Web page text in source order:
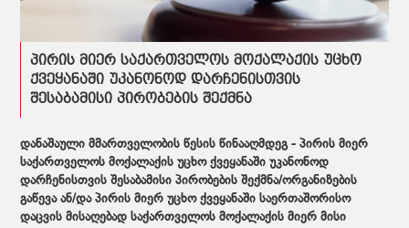
პირის მიერ საქართველოს მოქალაქის უცხო
ქვეყანაში უკანონოდ დარჩენისთვის
შესაბამისი პირობების შექმნა
დანაშაული მმართველობის წესის წინააღმდეგ - პირის მიერ
საქართველოს მოქალაქის უცხო ქვეყანაში უკანონოდ
დარჩენისთვის შესაბამისი პირობების შექმნა/ორგანიზების
გაწევა ან/და პირის მიერ უცხო ქვეყანაში საერთაშორისო
დაცვის მისაღებად საქართველოს მოქალაქის მიერ მისი